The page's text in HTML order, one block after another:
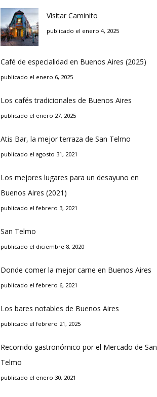
Visitar Caminito
publicado el enero 4, 2025
Café de especialidad en Buenos Aires (2025)
publicado el enero 6, 2025
Los cafés tradicionales de Buenos Aires
publicado el enero 27, 2025
Atis Bar, la mejor terraza de San Telmo
publicado el agosto 31, 2021
Los mejores lugares para un desayuno en
Buenos Aires (2021)
publicado el febrero 3, 2021
San Telmo
publicado el diciembre 8, 2020
Donde comer la mejor carne en Buenos Aires
publicado el febrero 6, 2021
Los bares notables de Buenos Aires
publicado el febrero 21, 2025
Recorrido gastronómico por el Mercado de San
Telmo
publicado el enero 30, 2021